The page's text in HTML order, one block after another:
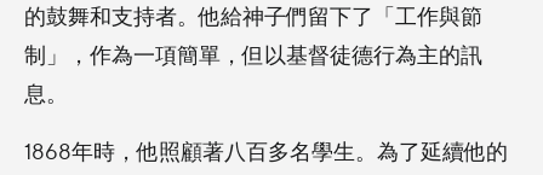
的鼓舞和支持者。他給神子們留下了「工作與節
制」，作為一項簡單，但以基督徒德行為主的訊
息。
1868年時，他照顧著八百多名學生。為了延續他的